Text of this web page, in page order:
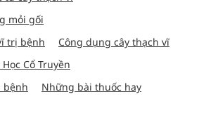
mỏi gối
trị bệnh
Công dụng cây thạch vĩ
Học Cổ Truyền
bệnh
Những bài thuốc hay